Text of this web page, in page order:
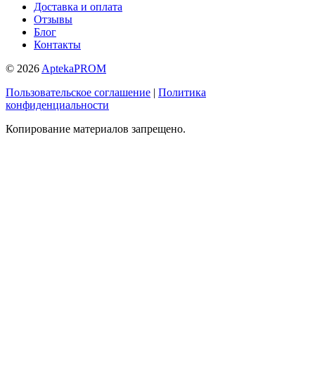
Доставка и оплата
Отзывы
Блог
Контакты
© 2026 AptekaPROM
Пользовательское соглашение | Политика
конфиденциальности
Копирование материалов запрещено.